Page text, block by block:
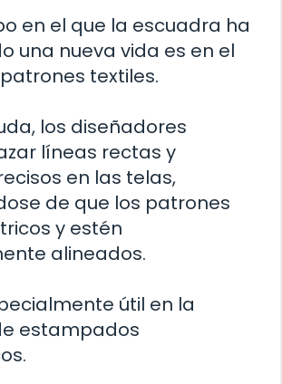
en el que la escuadra ha
una nueva vida es en el
textiles.
los diseñadores
líneas rectas y
en las telas,
de que los patrones
y estén
alineados.
útil en la
estampados